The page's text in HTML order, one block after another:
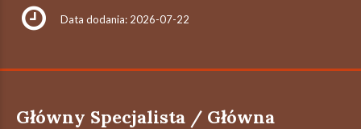
Data dodania: 2026-07-22
Główny Specjalista / Główna